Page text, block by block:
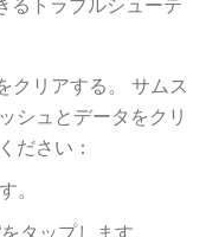
クリアする。 サムス
シュとデータをクリ
ださい：
。
タップします。